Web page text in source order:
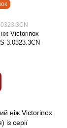
Victorinox
3.0323.3CN